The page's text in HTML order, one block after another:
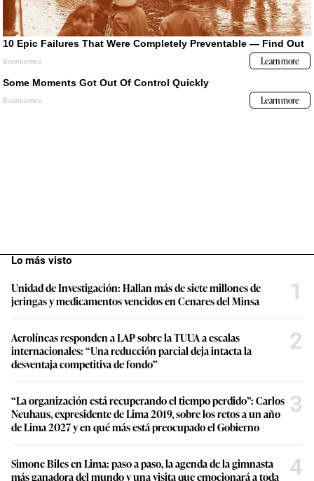
Lo más visto
Unidad de Investigación: Hallan más de siete millones de
jeringas y medicamentos vencidos en Cenares del Minsa
1
Aerolíneas responden a LAP sobre la TUUA a escalas
internacionales: “Una reducción parcial deja intacta la
desventaja competitiva de fondo”
2
“La organización está recuperando el tiempo perdido”: Carlos
Neuhaus, expresidente de Lima 2019, sobre los retos a un año
de Lima 2027 y en qué más está preocupado el Gobierno
3
Simone Biles en Lima: paso a paso, la agenda de la gimnasta
más ganadora del mundo y una visita que emocionará a toda
4